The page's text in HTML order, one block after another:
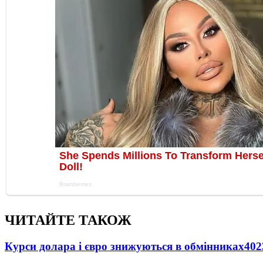
ЧИТАЙТЕ ТАКОЖ
Курси долара і євро знижуються в обмінниках